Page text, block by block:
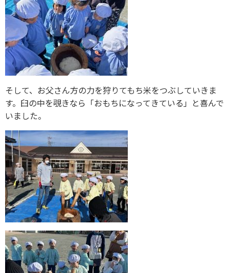
そして、お父さん方の力を狩りてもち米をつぶしていきま
す。臼の中を覗きなら「おもちになってきている」と喜んで
いました。